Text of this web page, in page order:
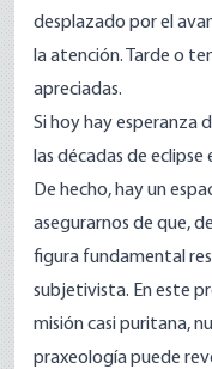
desplazado por el
la atención. Tarde o
apreciadas.
Si hoy hay esperanza
las décadas de
De hecho, hay un
asegurarnos de que,
figura fundamental
subjetivista. En este
misión casi puritana,
praxeología puede